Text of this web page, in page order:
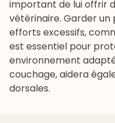
important de lui offrir
vétérinaire. Garder un
efforts excessifs,
est essentiel pour
environnement
couchage, aidera
dorsales.